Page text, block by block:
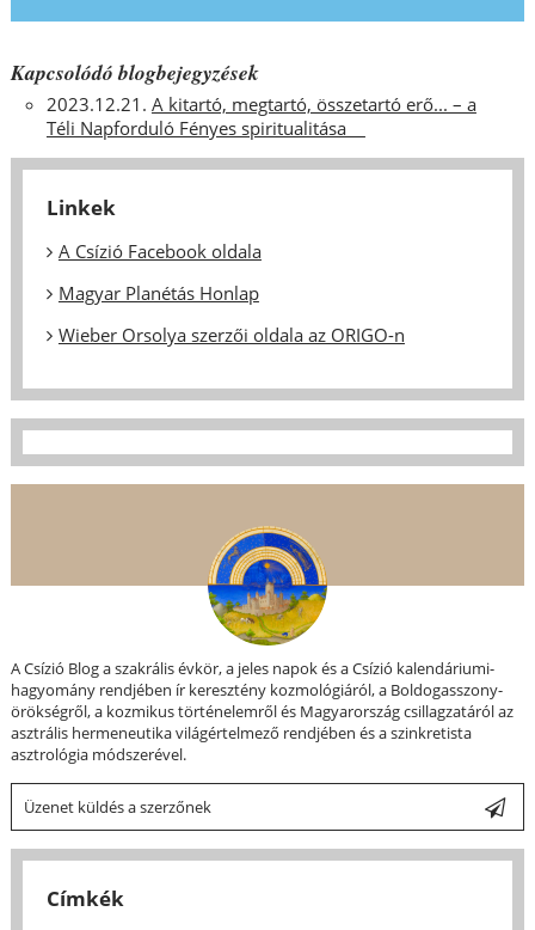
Kapcsolódó blogbejegyzések
2023.12.21. A kitartó, megtartó, összetartó erő... – a
Téli Napforduló Fényes spiritualitása
Linkek
A Csízió Facebook oldala
Magyar Planétás Honlap
Wieber Orsolya szerzői oldala az ORIGO-n
A Csízió Blog a szakrális évkör, a jeles napok és a Csízió kalendáriumi-
hagyomány rendjében ír keresztény kozmológiáról, a Boldogasszony-
örökségről, a kozmikus történelemről és Magyarország csillagzatáról az
asztrális hermeneutika világértelmező rendjében és a szinkretista
asztrológia módszerével.
Üzenet küldés a szerzőnek
Címkék